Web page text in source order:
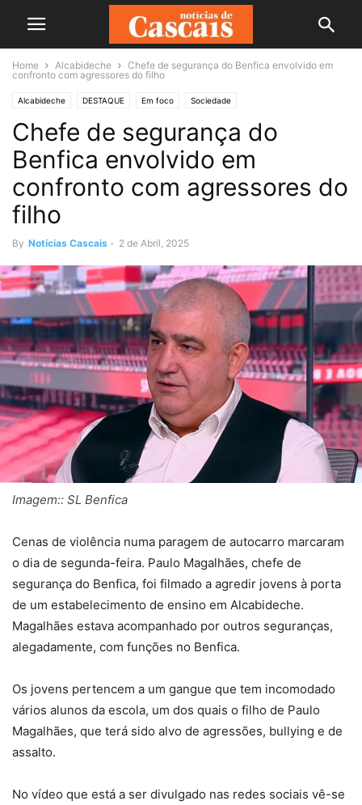
Home Alcabideche
Chefe de segurança do Benfica envolvido em
confronto com agressores do filho
Alcabideche DESTAQUE Em foco Sociedade
Chefe de segurança do
Benfica envolvido em
confronto com agressores do
filho
By Notícias Cascais - 2 de Abril, 2025
Imagem:: SL Benfica
Cenas de violência numa paragem de autocarro marcaram
o dia de segunda-feira. Paulo Magalhães, chefe de
segurança do Benfica, foi filmado a agredir jovens à porta
de um estabelecimento de ensino em Alcabideche.
Magalhães estava acompanhado por outros seguranças,
alegadamente, com funções no Benfica.
Os jovens pertencem a um gangue que tem incomodado
vários alunos da escola, um dos quais o filho de Paulo
Magalhães, que terá sido alvo de agressões, bullying e de
assalto.
No vídeo que está a ser divulgado nas redes sociais vê-se